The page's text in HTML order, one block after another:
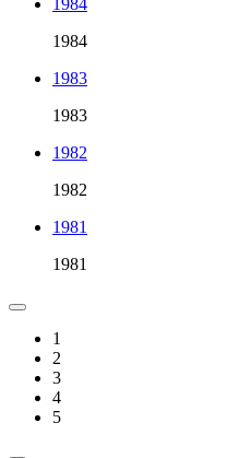
1984
1984
1983
1983
1982
1982
1981
1981
1
2
3
4
5